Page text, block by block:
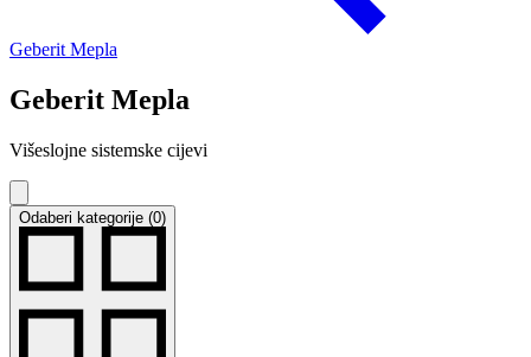
Geberit Mepla
Geberit Mepla
Višeslojne sistemske cijevi
Odaberi kategorije (0)